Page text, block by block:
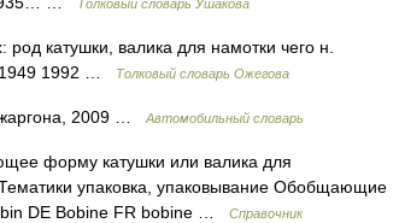
Толковый словарь Ушакова
катушки, валика для намотки чего н.
1992 …
Толковый словарь Ожегова
2009 … Автомобильный словарь
форму катушки или валика для
упаковка, упаковывание Обобщающие
DE Bobine FR bobine …
Справочник